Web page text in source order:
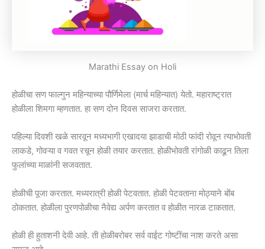
Marathi Essay on Holi
होळीचा सण फाल्गुन महिन्याच्या पौर्णिमेला (मार्च महिन्यात) येतो. महाराष्ट्रात
होळीला शिमगा म्हणतात. हा सण दोन दिवस साजरा करतात.
पहिल्या दिवशी खळे सारवून मध्यभागी एखादया झाडाची मोठी फांदी रोवून त्याभोवती
लाकडे, गोवऱ्या व गवत रचून होळी तयार करतात. होळीभोवती रांगोळी काढून तिला
फुलांच्या माळांनी सजवतात.
होळीची पूजा करतात. मध्यरात्री होळी पेटवतात. होळी पेटवताना मोठ्याने बोंब
ठोकतात. होळीला पुरणपोळीचा नैवेद्य अर्पण करतात व होळीत नारळ टाकतात.
होळी ही हुताशनी देवी आहे. ती होळीबरोबर सर्व वाईट गोष्टींचा नाश करते असा